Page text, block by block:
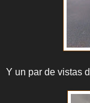
Y un par de vistas